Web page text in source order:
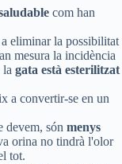
com han
eliminar la possibilitat
mesura la incidència
la gata està esterilitzat
a convertir-se en un
devem, són menys
orina no tindrà l'olor
tot.